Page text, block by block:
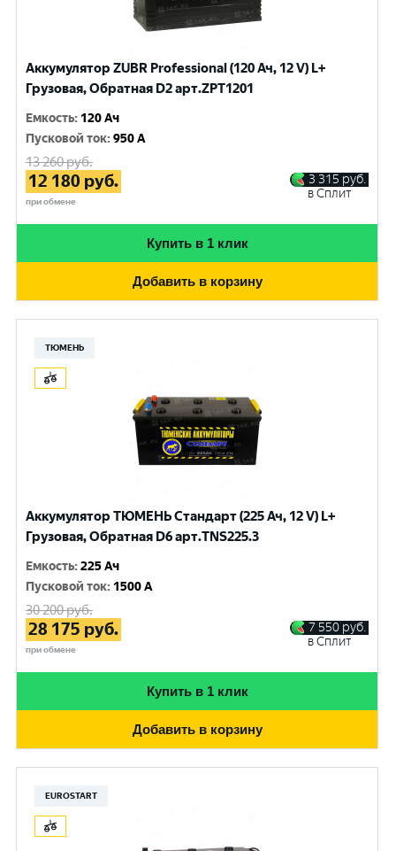
Аккумулятор ZUBR Professional (120 Ач, 12 V) L+
Грузовая, Обратная D2 арт.ZPT1201
Емкость: 120 Ач
Пусковой ток:950 A
13 260руб.
12 180 руб.
при обмене
3 315 руб.
в Сплит
Купить в 1 клик
Добавить в корзину
ТЮМЕНЬ
Аккумулятор ТЮМЕНЬ Стандарт (225 Ач, 12 V) L+
Грузовая, Обратная D6 арт.TNS225.3
Емкость:225 Ач
Пусковой ток: 1500 A
30 200руб.
28 175 руб.
при обмене
7 550 руб.
в Сплит
Купить в 1 клик
Добавить в корзину
EUROSTART